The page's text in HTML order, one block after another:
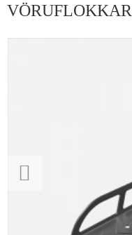
VÖRUFLOKKAR